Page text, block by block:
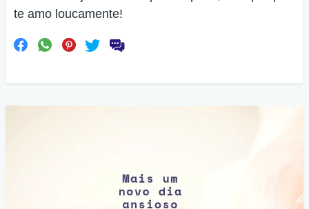
te amo loucamente!